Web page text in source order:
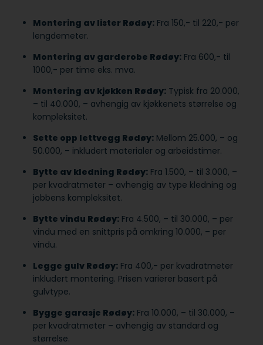
Montering av lister Rødøy: Fra 150,- til 220,- per
lengdemeter.
Montering av garderobe Rødøy: Fra 600,- til
1000,- per time eks. mva.
Montering av kjøkken Rødøy: Typisk fra 20.000,
– til 40.000, – avhengig av kjøkkenets størrelse og
kompleksitet.
Sette opp lettvegg Rødøy: Mellom 25.000, – og
50.000, – inkludert materialer og arbeidstimer.
Bytte av kledning Rødøy: Fra 1.500, – til 3.000, –
per kvadratmeter – avhengig av type kledning og
jobbens kompleksitet.
Bytte vindu Rødøy: Fra 4.500, – til 30.000, – per
vindu med en snittpris på omkring 10.000, – per
vindu.
Legge gulv Rødøy: Fra 400,- per kvadratmeter
inkludert montering. Prisen varierer basert på
gulvtype.
Bygge garasje Rødøy: Fra 10.000, – til 30.000, –
per kvadratmeter – avhengig av standard og
størrelse.